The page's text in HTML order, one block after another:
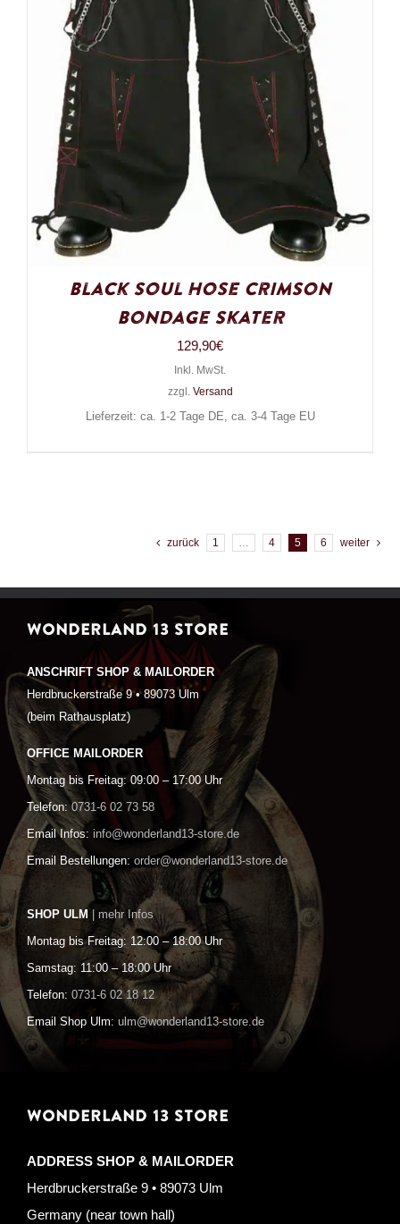
Black Soul Hose Crimson
Bondage Skater
129,90€
Inkl. MwSt.
zzgl. Versand
Lieferzeit: ca. 1-2 Tage DE, ca. 3-4 Tage EU
zurück 1 4 5 6 weiter
WONDERLAND 13 STORE
ANSCHRIFT SHOP & MAILORDER
Herdbruckerstraße 9 • 89073 Ulm
(beim Rathausplatz)
OFFICE MAILORDER
Montag bis Freitag: 09:00 – 17:00 Uhr
Telefon: 0731-6 02 73 58
Email Infos: info@wonderland13-store.de
Email Bestellungen: order@wonderland13-store.de
SHOP ULM | mehr Infos
Montag bis Freitag: 12:00 – 18:00 Uhr
Samstag: 11:00 – 18:00 Uhr
Telefon: 0731-6 02 18 12
Email Shop Ulm: ulm@wonderland13-store.de
WONDERLAND 13 STORE
ADDRESS SHOP & MAILORDER
Herdbruckerstraße 9 • 89073 Ulm
Germany (near town hall)